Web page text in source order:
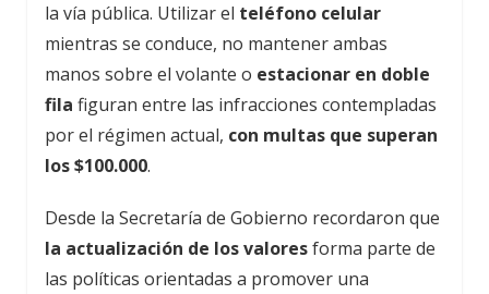
la vía pública. Utilizar el teléfono celular
mientras se conduce, no mantener ambas
manos sobre el volante o estacionar en doble
fila figuran entre las infracciones contempladas
por el régimen actual, con multas que superan
los $100.000.
Desde la Secretaría de Gobierno recordaron que
la actualización de los valoresforma parte de
las políticas orientadas a promover una